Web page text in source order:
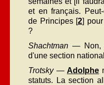
et en français.
de Principes [2]
?
Shachtman — Non,
d'une section
Trotsky—Adolphe
statuts. La section